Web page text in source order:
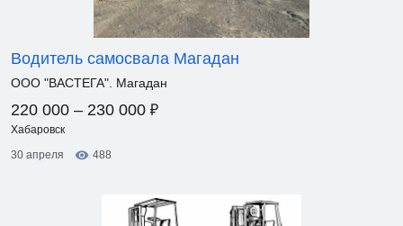
Водитель самосвала Магадан
ООО "ВАСТЕГА". Магадан
220 000 – 230 000 ₽
Хабаровск
30 апреля
488